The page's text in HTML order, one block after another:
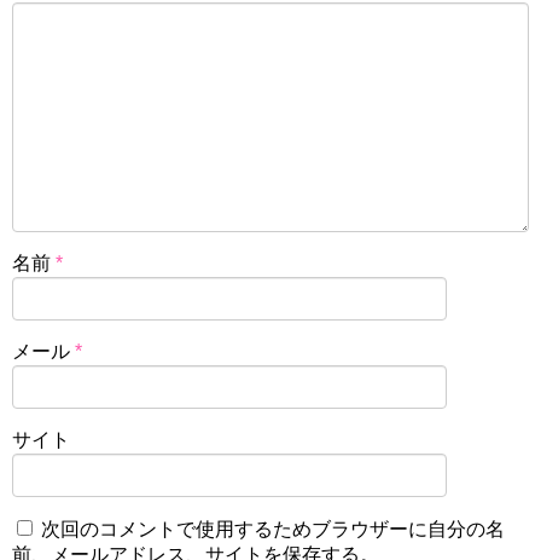
名前 *
メール *
サイト
次回のコメントで使用するためブラウザーに自分の名
前、メールアドレス、サイトを保存する。